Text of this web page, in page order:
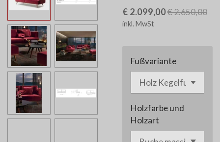
€ 2.099,00€ 2.650,00
inkl. MwSt
Fußvariante
Holzfarbe und
Holzart